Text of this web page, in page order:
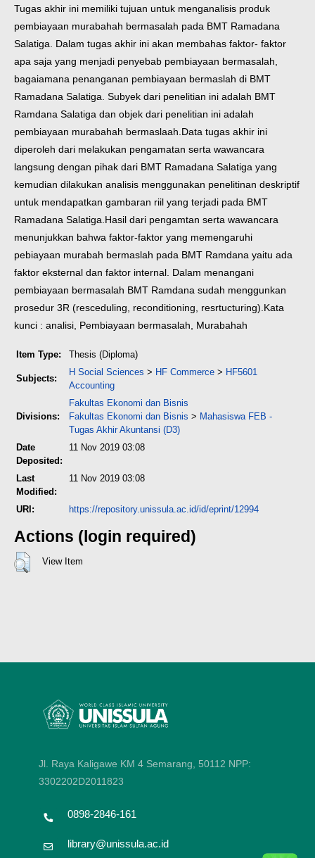
Tugas akhir ini memiliki tujuan untuk menganalisis produk
pembiayaan murabahah bermasalah pada BMT Ramadana
Salatiga. Dalam tugas akhir ini akan membahas faktor- faktor
apa saja yang menjadi penyebab pembiayaan bermasalah,
bagaiamana penanganan pembiayaan bermaslah di BMT
Ramadana Salatiga. Subyek dari penelitian ini adalah BMT
Ramdana Salatiga dan objek dari penelitian ini adalah
pembiayaan murabahah bermaslaah. Data tugas akhir ini
diperoleh dari melakukan pengamatan serta wawancara
langsung dengan pihak dari BMT Ramadana Salatiga yang
kemudian dilakukan analisis menggunakan penelitinan deskriptif
untuk mendapatkan gambaran riil yang terjadi pada BMT
Ramadana Salatiga.Hasil dari pengamtan serta wawancara
menunjukkan bahwa faktor-faktor yang memengaruhi
pebiayaan murabah bermaslah pada BMT Ramdana yaitu ada
faktor eksternal dan faktor internal. Dalam menangani
pembiayaan bermasalah BMT Ramdana sudah menggunkan
prosedur 3R (resceduling, reconditioning, resrtucturing). Kata
kunci : analisi, Pembiayaan bermasalah, Murabahah
Item Type: Thesis (Diploma)
Subjects:
H Social Sciences > HF Commerce > HF5601
Accounting
Divisions:
Fakultas Ekonomi dan Bisnis
Fakultas Ekonomi dan Bisnis > Mahasiswa FEB -
Tugas Akhir Akuntansi (D3)
Date
Deposited:
11 Nov 2019 03:08
Last
Modified:
11 Nov 2019 03:08
URI: https://repository.unissula.ac.id/id/eprint/12994
Actions (login required)
View Item
Jl. Raya Kaligawe KM 4 Semarang, 50112 NPP:
3302202D2011823
0898-2846-161
library@unissula.ac.id